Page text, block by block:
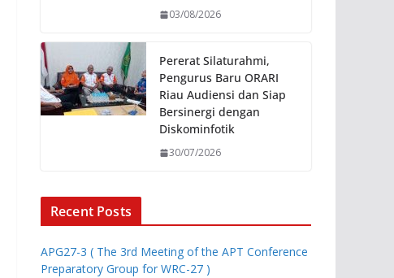
03/08/2026
Pererat Silaturahmi,
Pengurus Baru ORARI
Riau Audiensi dan Siap
Bersinergi dengan
Diskominfotik
30/07/2026
Recent Posts
APG27-3 ( The 3rd Meeting of the APT Conference
Preparatory Group for WRC-27 )